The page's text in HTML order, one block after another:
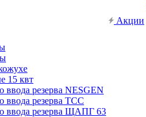
15 квт
ввода резерва NESGEN
ввода резерва ТСС
ввода резерва ЩАПГ 63
Акции